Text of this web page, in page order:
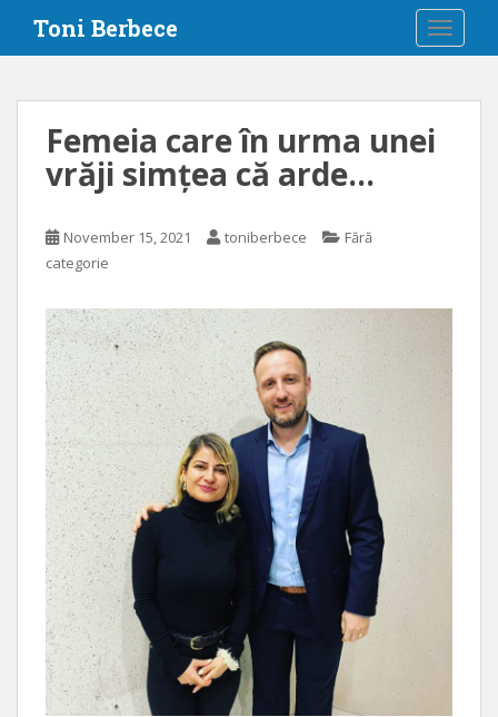
i
Toni Berbece
Femeia care în urma unei
vrăji simțea că arde…
November 15, 2021 toniberbece
Fără
categorie